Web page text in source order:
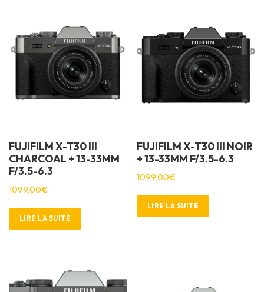
FUJIFILM X-T30 III
CHARCOAL + 13-33MM
F/3.5-6.3
1099,00€
LIRE LA SUITE
FUJIFILM X-T30 III NOIR
+ 13-33MM F/3.5-6.3
1099,00€
LIRE LA SUITE